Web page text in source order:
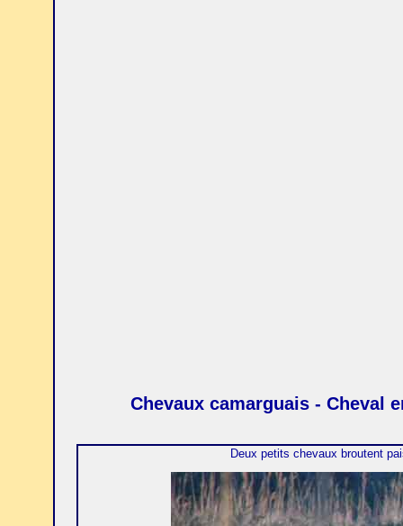
Chevaux camarguais - Cheval
Deux petits chevaux broutent